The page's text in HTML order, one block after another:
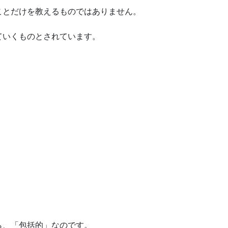
だけを教えるものではありません。
くものとされています。
「包括的」なのです。